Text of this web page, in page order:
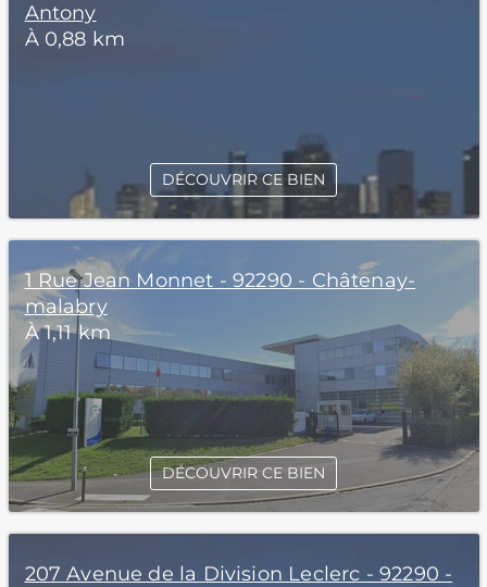
Antony
À 0,88 km
DÉCOUVRIR CE BIEN
1 Rue Jean Monnet - 92290 - Châtenay-
malabry
À 1,11 km
DÉCOUVRIR CE BIEN
207 Avenue de la Division Leclerc - 92290 -